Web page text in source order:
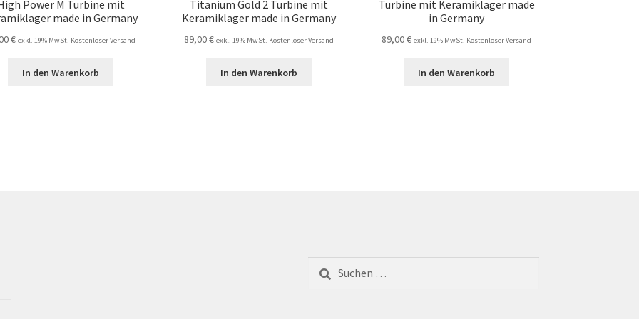
Power M Turbine mit
made in Germany
€ exkl. 19% MwSt. Kostenloser Versand
In den Warenkorb
Titanium Gold 2 Turbine mit
Keramiklager made in Germany
89,00€ exkl. 19% MwSt. Kostenloser Versand
In den Warenkorb
Turbine mit Keramiklager made
in Germany
89,00€ exkl. 19% MwSt. Kostenloser Versand
In den Warenkorb
Suchen
nach: